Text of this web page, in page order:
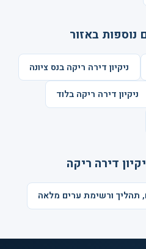
נוספות באזור
ניקיון דירה ריקה בנס ציונה
ניקיון דירה ריקה בלוד
דירה ריקה
תהליך ורשימת ערים מלאה